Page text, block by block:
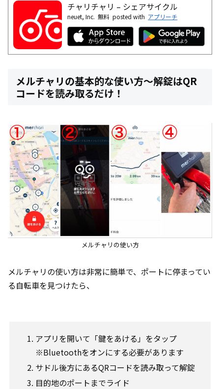
チャリチャリ – シェアサイクル
neuet, Inc. 無料 posted with アプリーチ
メルチャリの基本的な使い方～解錠はQR
コードを読み取るだけ！
メルチャリの使い方
メルチャリの使い方は非常に簡単で、ポートに停まってい
る自転車を見つけたら、
アプリを開いて「鍵をあける」をタップ
※Bluetoothをオンにする必要があります
サドル後方にあるQRコードを読み取って解錠
目的地のポートまでライド